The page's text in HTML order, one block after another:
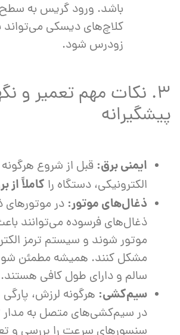
باشد. ورود گریس به
کلاچ‌های دیسکی
زودرس شود.
۳. نکات مهم تعمیر و
پیشگیرانه
ایمنی برق: قبل از شروع
الکترونیکی، دستگاه را کاملاً از
ذغال‌های موتور: در موتورهای
ذغال‌های فرسوده می‌توانند
موتور شوند و سیستم ترمز
مشکل کنند. همیشه مطمئن
سالم و دارای طول کافی هستند.
سیم‌کشی: هرگونه لرزش،
در سیم‌کشی‌های متصل به مدار
سنسورهای سرعت را بررسی و